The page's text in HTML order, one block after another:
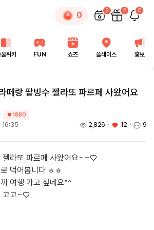
0 2 2 0
위키 FUN 쇼츠 플레이스 홍보
떼랑 팥빙수 젤라또 파르페 사왔어요
1880
2,826 ㆍ 12 ㆍ 9
젤라또 파르페 사왔어요~~♡
먹어봅니다 ㅎㅎ
여행 가고 싶네요^^
고고~♡